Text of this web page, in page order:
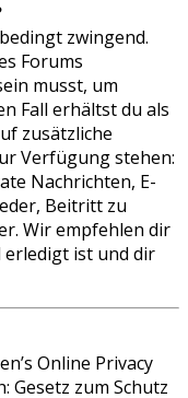
zwingend.
Forums
musst, um
Fall erhältst du als
zusätzliche
Verfügung stehen:
Nachrichten, E-
Beitritt zu
Wir empfehlen dir
erledigt ist und dir
Online Privacy
Gesetz zum Schutz